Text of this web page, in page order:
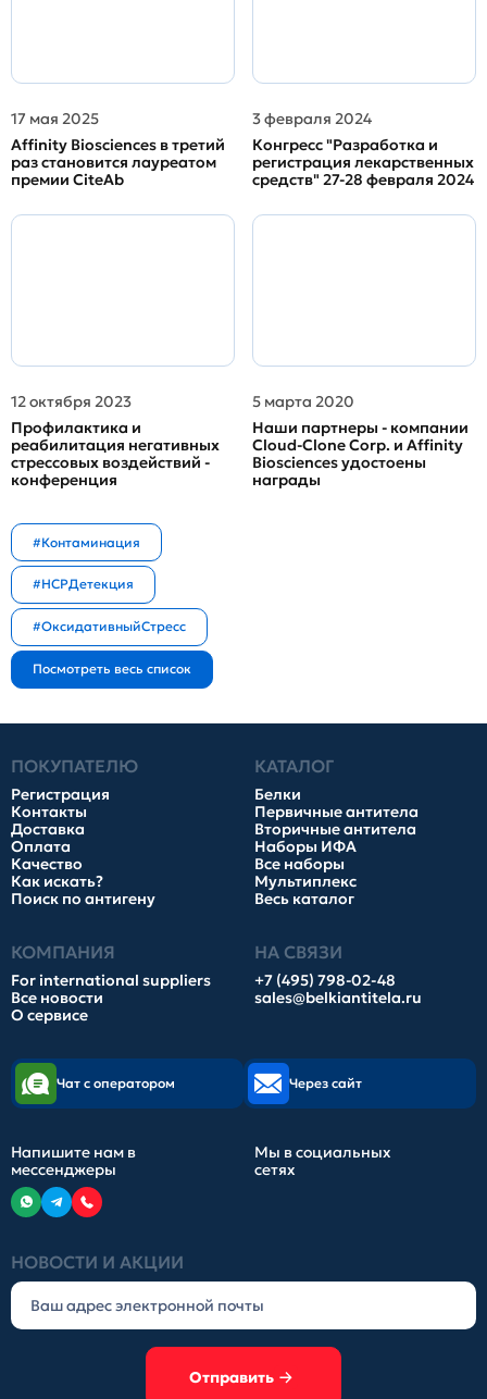
17 мая 2025
Affinity Biosciences в третий
раз становится лауреатом
премии CiteAb
3 февраля 2024
Конгресс "Разработка и
регистрация лекарственных
средств" 27-28 февраля 2024
12 октября 2023
Профилактика и
реабилитация негативных
стрессовых воздействий -
конференция
5 марта 2020
Наши партнеры - компании
Cloud-Clone Corp. и Affinity
Biosciences удостоены
награды
#Контаминация
#HCPДетекция
#ОксидативныйСтресс
ПОКУПАТЕЛЮ
Регистрация
Контакты
Доставка
Оплата
Качество
Как искать?
Поиск по антигену
КАТАЛОГ
Белки
Первичные антитела
Вторичные антитела
Наборы ИФА
Все наборы
Мультиплекс
Весь каталог
КОМПАНИЯ
For international suppliers
Все новости
О сервисе
НА СВЯЗИ
+7 (495) 798-02-48
sales@belkiantitela.ru
НОВОСТИ И АКЦИИ
Отправить
Чат с оператором Через сайт
Напишите нам в
мессенджеры
Мы в социальных
сетях